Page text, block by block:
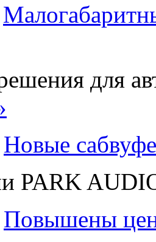
для
Новые
PARK
Повышены